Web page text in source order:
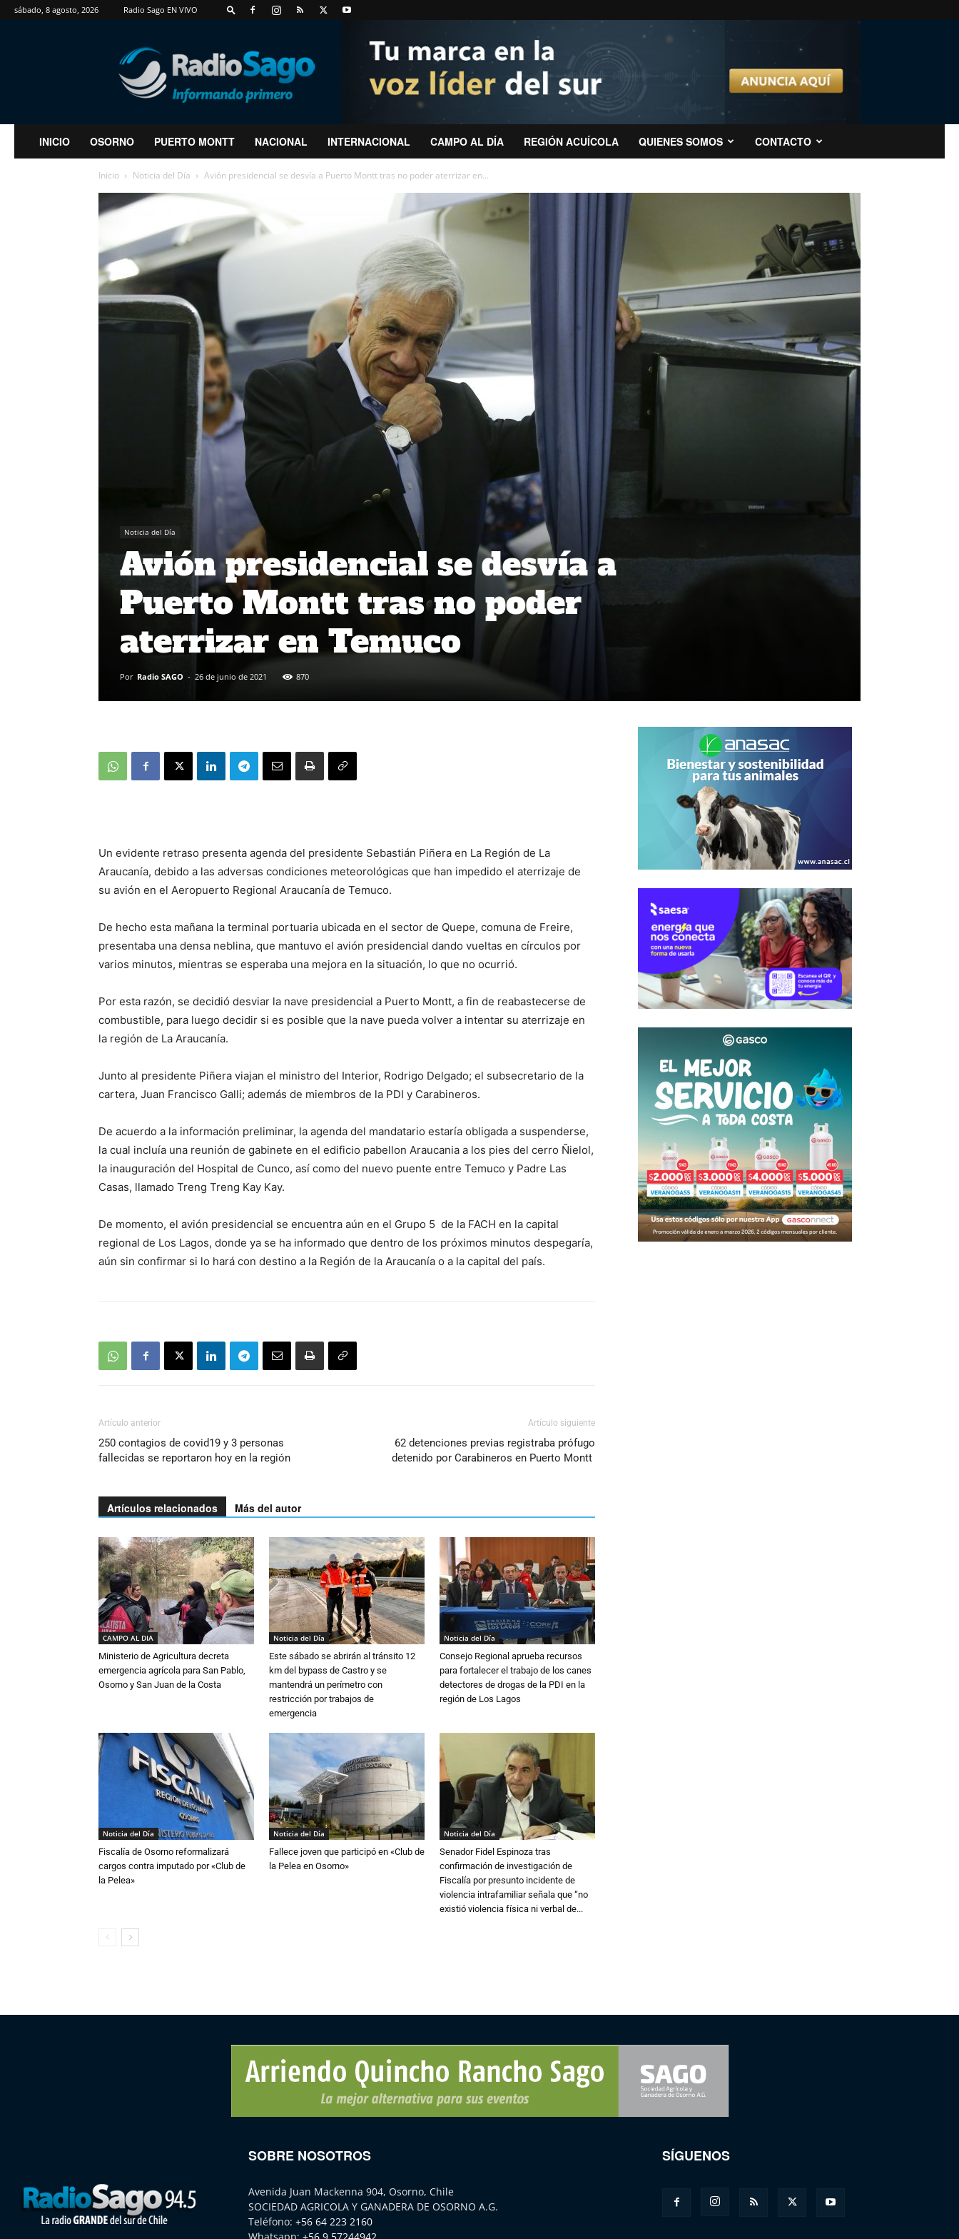
sábado, 8 agosto, 2026 Radio Sago EN VIVO
RadioSago
INICIO OSORNO PUERTO MONTT NACIONAL INTERNACIONAL CAMPO AL DÍA REGIÓN ACUÍCOLA QUIENES SOMOS CONTACTO
Inicio Noticia del Día Avión presidencial se desvía a Puerto Montt tras no poder aterrizar en...
Noticia del Día
Avión presidencial se desvía a
Puerto Montt tras no poder
aterrizar en Temuco
Por Radio SAGO - 26 de junio de 2021 870
Un evidente retraso presenta agenda del presidente Sebastián Piñera en La Región de La
Araucanía, debido a las adversas condiciones meteorológicas que han impedido el aterrizaje de
su avión en el Aeropuerto Regional Araucanía de Temuco.
De hecho esta mañana la terminal portuaria ubicada en el sector de Quepe, comuna de Freire,
presentaba una densa neblina, que mantuvo el avión presidencial dando vueltas en círculos por
varios minutos, mientras se esperaba una mejora en la situación, lo que no ocurrió.
Por esta razón, se decidió desviar la nave presidencial a Puerto Montt, a fin de reabastecerse de
combustible, para luego decidir si es posible que la nave pueda volver a intentar su aterrizaje en
la región de La Araucanía.
Junto al presidente Piñera viajan el ministro del Interior, Rodrigo Delgado; el subsecretario de la
cartera, Juan Francisco Galli; además de miembros de la PDI y Carabineros.
De acuerdo a la información preliminar, la agenda del mandatario estaría obligada a suspenderse,
la cual incluía una reunión de gabinete en el edificio pabellon Araucania a los pies del cerro Ñielol,
la inauguración del Hospital de Cunco, así como del nuevo puente entre Temuco y Padre Las
Casas, llamado Treng Treng Kay Kay.
De momento, el avión presidencial se encuentra aún en el Grupo 5 de la FACH en la capital
regional de Los Lagos, donde ya se ha informado que dentro de los próximos minutos despegaría,
aún sin confirmar si lo hará con destino a la Región de la Araucanía o a la capital del país.
Artículo anterior
250 contagios de covid19 y 3 personas
fallecidas se reportaron hoy en la región
Artículo siguiente
62 detenciones previas registraba prófugo
detenido por Carabineros en Puerto Montt
Artículos relacionados Más del autor
CAMPO AL DIA
Ministerio de Agricultura decreta
emergencia agrícola para San Pablo,
Osorno y San Juan de la Costa
Noticia del Día
Este sábado se abrirán al tránsito 12
km del bypass de Castro y se
mantendrá un perímetro con
restricción por trabajos de
emergencia
Noticia del Día
Consejo Regional aprueba recursos
para fortalecer el trabajo de los canes
detectores de drogas de la PDI en la
región de Los Lagos
Noticia del Día
Fiscalía de Osorno reformalizará
cargos contra imputado por «Club de
la Pelea»
Noticia del Día
Fallece joven que participó en «Club de
la Pelea en Osorno»
Noticia del Día
Senador Fidel Espinoza tras
confirmación de investigación de
Fiscalía por presunto incidente de
violencia intrafamiliar señala que “no
existió violencia física ni verbal de...
SOBRE NOSOTROS
Avenida Juan Mackenna 904, Osorno, Chile
SOCIEDAD AGRICOLA Y GANADERA DE OSORNO A.G.
Teléfono: +56 64 223 2160
SÍGUENOS